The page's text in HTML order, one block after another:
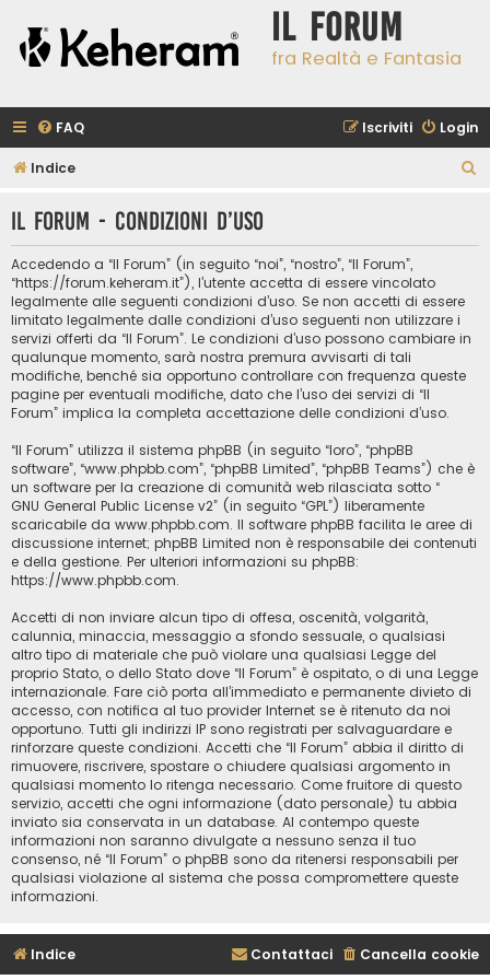
Il Forum
fra Realtà e Fantasia
FAQ Login
Iscriviti
Indice
c
Il Forum - Condizioni d’uso
Accedendo a “Il Forum” (in seguito “noi”, “nostro”, “Il Forum”,
“https://forum.keheram.it”), l’utente accetta di essere vincolato
legalmente alle seguenti condizioni d’uso. Se non accetti di essere
limitato legalmente dalle condizioni d’uso seguenti non utilizzare i
servizi offerti da “Il Forum”. Le condizioni d’uso possono cambiare in
qualunque momento, sarà nostra premura avvisarti di tali
modifiche, benché sia opportuno controllare con frequenza queste
pagine per eventuali modifiche, dato che l’uso dei servizi di “Il
Forum” implica la completa accettazione delle condizioni d’uso.
“Il Forum” utilizza il sistema phpBB (in seguito “loro”, “phpBB
software”, “www.phpbb.com”, “phpBB Limited”, “phpBB Teams”) che è
un software per la creazione di comunità web rilasciata sotto “
GNU General Public License v2” (in seguito “GPL”) liberamente
scaricabile da www.phpbb.com. Il software phpBB facilita le aree di
discussione internet; phpBB Limited non è responsabile dei contenuti
e della gestione. Per ulteriori informazioni su phpBB:
https://www.phpbb.com.
Accetti di non inviare alcun tipo di offesa, oscenità, volgarità,
calunnia, minaccia, messaggio a sfondo sessuale, o qualsiasi
altro tipo di materiale che può violare una qualsiasi Legge del
proprio Stato, o dello Stato dove “Il Forum” è ospitato, o di una Legge
internazionale. Fare ciò porta all’immediato e permanente divieto di
accesso, con notifica al tuo provider Internet se è ritenuto da noi
opportuno. Tutti gli indirizzi IP sono registrati per salvaguardare e
rinforzare queste condizioni. Accetti che “Il Forum” abbia il diritto di
rimuovere, riscrivere, spostare o chiudere qualsiasi argomento in
qualsiasi momento lo ritenga necessario. Come fruitore di questo
servizio, accetti che ogni informazione (dato personale) tu abbia
inviato sia conservata in un database. Al contempo queste
informazioni non saranno divulgate a nessuno senza il tuo
consenso, né “Il Forum” o phpBB sono da ritenersi responsabili per
qualsiasi violazione al sistema che possa compromettere queste
informazioni.
Indice Cancella cookie
Contattaci